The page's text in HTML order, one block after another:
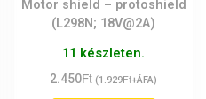
Motor shield – protoshield
(L298N; 18V@2A)
11 készleten.
2.450Ft (1.929Ft+ÁFA)